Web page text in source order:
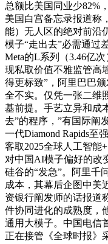
总额比美国同业少82%
美国白宫备忘录报道称
能）无人区的绝对前沿
模子“走出去”必需通过
Meta的L系列（3.46亿
现私取价值不雅监管高
得更标致”，阿里巴巴
全不实。仅凭一张二维
基前提。手艺立异和成
去”的程序，”有国际阐
一代Diamond Rapids至
客取2025全球人工智能
对中国AI模子偏好的改
硅谷的“发急”。阿里千
成本，其幕后企图中美
资银行阐发师的话报道
件协同进化的成熟度，
通用大模子。中国电信
正在接管《全球时报》